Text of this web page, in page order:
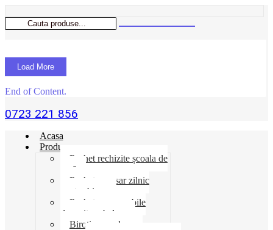
Load More
End of Content.
0723 221 856
Acasa
Produse
Pachet rechizite școala de
vară
Pachet necesar zilnic
pentru birou
Pachet consumabile
depozit-ambalare
Birotica-produse